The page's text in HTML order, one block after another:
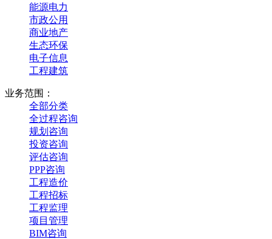
能源电力
市政公用
商业地产
生态环保
电子信息
工程建筑
业务范围：
全部分类
全过程咨询
规划咨询
投资咨询
评估咨询
PPP咨询
工程造价
工程招标
工程监理
项目管理
BIM咨询